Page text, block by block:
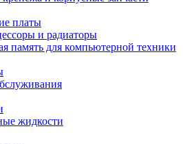
платы
и радиаторы
память для компьютерной техники
жидкости